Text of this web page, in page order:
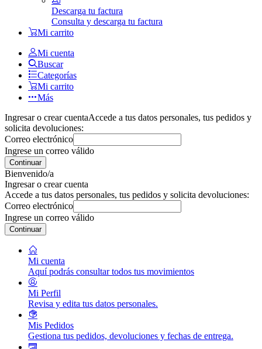
Descarga tu factura
Consulta y descarga tu factura
Mi carrito
Mi cuenta
Buscar
Categorías
Mi carrito
Más
Ingresar o crear cuentaAccede a tus datos personales, tus pedidos y
solicita devoluciones:
Correo electrónico
Ingrese un correo válido
Continuar
Bienvenido/a
Ingresar o crear cuenta
Accede a tus datos personales, tus pedidos y solicita devoluciones:
Correo electrónico
Ingrese un correo válido
Continuar
Mi cuenta
Aquí podrás consultar todos tus movimientos
Mi Perfil
Revisa y edita tus datos personales.
Mis Pedidos
Gestiona tus pedidos, devoluciones y fechas de entrega.